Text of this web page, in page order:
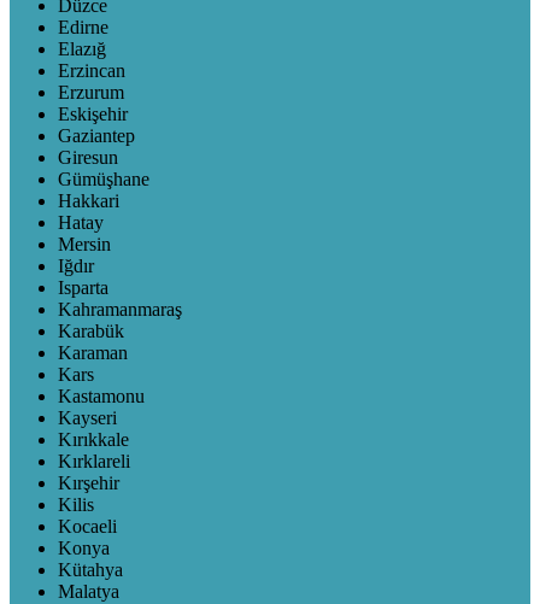
Düzce
Edirne
Elazığ
Erzincan
Erzurum
Eskişehir
Gaziantep
Giresun
Gümüşhane
Hakkari
Hatay
Mersin
Iğdır
Isparta
Kahramanmaraş
Karabük
Karaman
Kars
Kastamonu
Kayseri
Kırıkkale
Kırklareli
Kırşehir
Kilis
Kocaeli
Konya
Kütahya
Malatya